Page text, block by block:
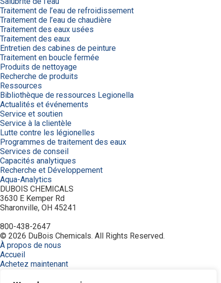
Traitement de l’eau de refroidissement
Traitement de l’eau de chaudière
Traitement des eaux usées
Traitement des eaux
Entretien des cabines de peinture
Traitement en boucle fermée
Produits de nettoyage
Recherche de produits
Ressources
Bibliothèque de ressources Legionella
Actualités et événements
Service et soutien
Service à la clientèle
Lutte contre les légionelles
Programmes de traitement des eaux
Services de conseil
Capacités analytiques
Recherche et Développement
Aqua-Analytics
DUBOIS CHEMICALS
3630 E Kemper Rd
Sharonville, OH 45241
800-438-2647
© 2026 DuBois Chemicals. All Rights Reserved.
À propos de nous
Accueil
Achetez maintenant